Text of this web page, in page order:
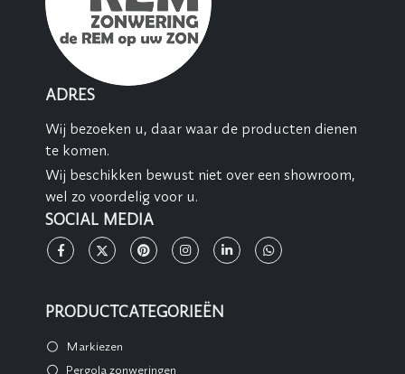
ADRES
Wij bezoeken u, daar waar de producten dienen
te komen.
Wij beschikken bewust niet over een showroom,
wel zo voordelig voor u.
SOCIAL MEDIA
PRODUCTCATEGORIEËN
Markiezen
Pergola zonweringen